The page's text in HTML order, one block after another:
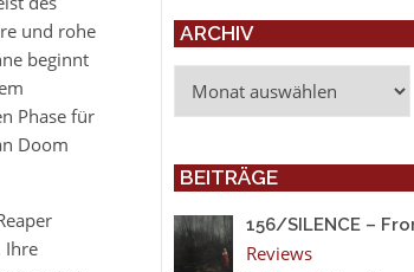
und rohe
beginnt
Phase für
Doom
Ihre
ARCHIV
BEITRÄGE
156/SILENCE –
Reviews